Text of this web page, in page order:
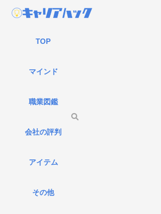
TOP
マインド
職業図鑑
会社の評判
アイテム
その他